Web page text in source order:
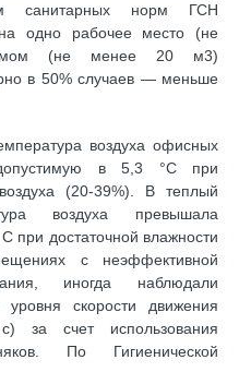
санитарных норм ГСН
одно рабочее место (не
(не менее 20 м3)
в 50% случаев — меньше
воздуха офисных
в 5,3 °С при
(20-39%). В теплый
воздуха превышала
при достаточной влажности
с неэффективной
иногда наблюдали
скорости движения
счет использования
По Гигиенической